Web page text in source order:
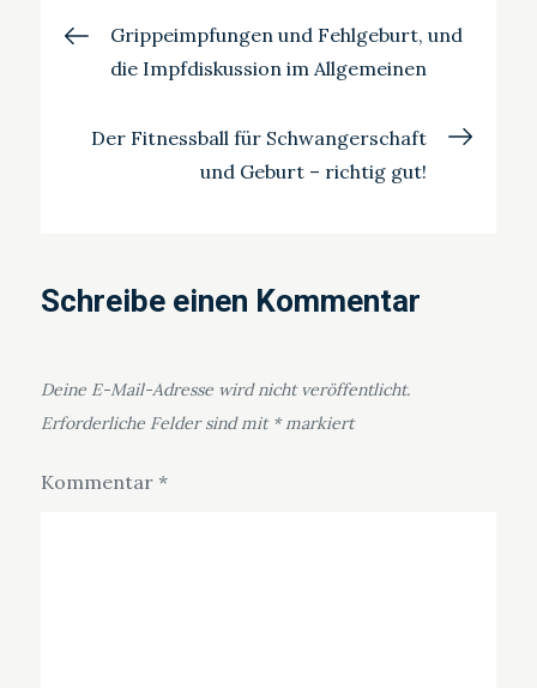
Beitragsnavigation
Grippeimpfungen und Fehlgeburt, und
die Impfdiskussion im Allgemeinen
Der Fitnessball für Schwangerschaft
und Geburt – richtig gut!
Schreibe einen Kommentar
Deine E-Mail-Adresse wird nicht veröffentlicht.
Erforderliche Felder sind mit *markiert
Kommentar *